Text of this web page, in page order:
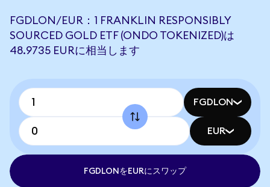
FGDLON/EUR：1 FRANKLIN RESPONSIBLY
SOURCED GOLD ETF (ONDO TOKENIZED)は
48.9735 EURに相当します
FGDLON
EUR
FGDLONをEURにスワップ